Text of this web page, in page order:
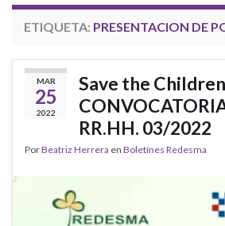
ETIQUETA: PRESENTACION DE
MAR
25
2022
Save the
RR.HH. 03/2022
PorBeatriz Herrera en Boletínes Redesma